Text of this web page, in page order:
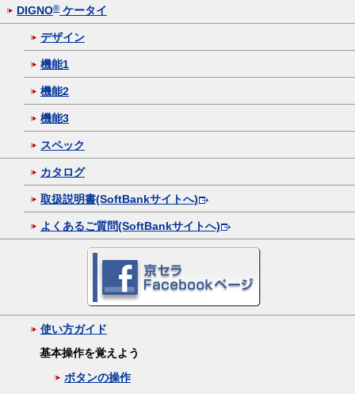
DIGNO® ケータイ
デザイン
機能1
機能2
機能3
スペック
カタログ
取扱説明書(SoftBankサイトへ)
よくあるご質問(SoftBankサイトへ)
使い方ガイド
基本操作を覚えよう
ボタンの操作